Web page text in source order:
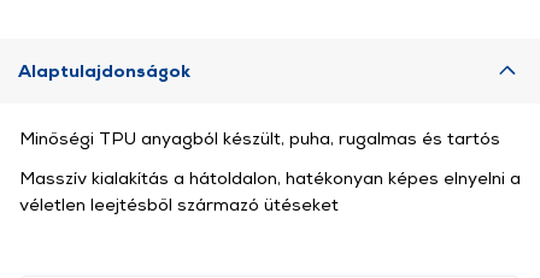
Alaptulajdonságok
Minőségi TPU anyagból készült, puha, rugalmas és tartós
Masszív kialakítás a hátoldalon, hatékonyan képes elnyelni a
véletlen leejtésből származó ütéseket